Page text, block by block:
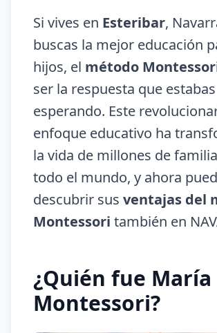
Si vives en Esteribar,
buscas la mejor educación
hijos, el método
ser la respuesta que estabas
esperando. Este
enfoque educativo ha
la vida de millones de
todo el mundo, y ahora
descubrir sus ventajas del
Montessori también en
¿Quién fue María
Montessori?